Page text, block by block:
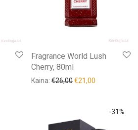
Fragrance World Lush
Cherry, 80ml
Kaina: €26,00€21,00
-31%